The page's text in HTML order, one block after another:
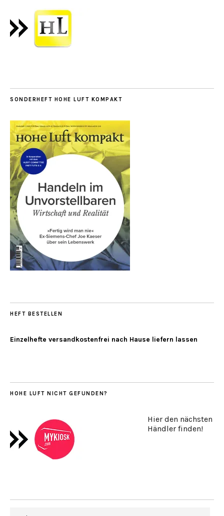
SONDERHEFT HOHE LUFT KOMPAKT
HEFT BESTELLEN
Einzelhefte versandkostenfrei nach Hause liefern lassen
HOHE LUFT NICHT GEFUNDEN?
Hier den nächsten
Händler finden!